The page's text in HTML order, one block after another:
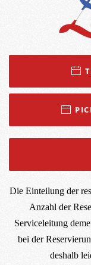
Die Einteilung der
Anzahl der
Serviceleitung
bei der
deshalb